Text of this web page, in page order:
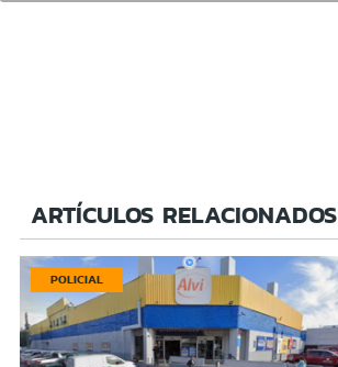
ARTÍCULOS RELACIONADOS
POLICIAL